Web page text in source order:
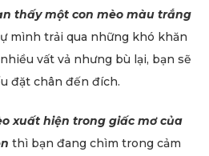
thấy một con mèo màu trắng
mình trải qua những khó khăn
vất vả nhưng bù lại, bạn sẽ
đặt chân đến đích.
xuất hiện trong giấc mơ của
thì bạn đang chìm trong cảm